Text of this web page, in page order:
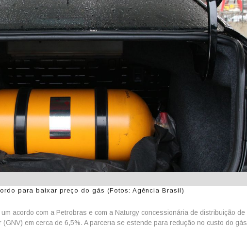
para baixar preço do gás (Fotos: Agência Brasil)
acordo com a Petrobras e com a Naturgy concessionária de distribuição de
em cerca de 6,5%. A parceria se estende para redução no custo do gás